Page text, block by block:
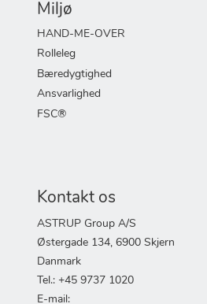
Miljø
HAND-ME-OVER
Rolleleg
Bæredygtighed
Ansvarlighed
FSC®
Kontakt os
ASTRUP Group A/S
Østergade 134, 6900 Skjern
Danmark
Tel.: +45 9737 1020
E-mail: